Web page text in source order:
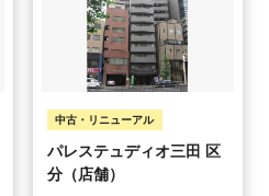
パレステュディオ三田 区
分（店舗）